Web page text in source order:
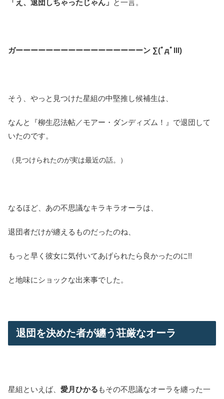
「え、退団しちゃったじゃん」 と一言。
ガーーーーーーーーーーーーーーーーーン ∑(ﾟдﾟlll)
そう、やっと見つけた星組の中堅推し候補生は、
なんと『柳生忍法帖／モアー・ダンディズム！』で退団して
いたのです。
（見つけられたのが実は最近の話。）
なるほど、あの不思議なキラキラオーラは、
退団者だけが纏えるものだったのね、
もっと早く彼女に気付いてあげられたら良かったのに!!
と地味にショックな出来事でした。
退団を決めた者が纏う荘厳なオーラ
星組といえば、 愛月ひかる もその不思議なオーラを纏った一